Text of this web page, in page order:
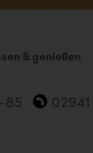
& genießen
85